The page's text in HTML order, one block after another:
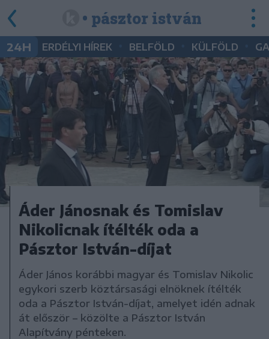
• pásztor istván
24H ERDÉLYI HÍREK BELFÖLD KÜLFÖLD
Áder Jánosnak és Tomislav
Nikolicnak ítélték oda a
Pásztor István-díjat
Áder János korábbi magyar és Tomislav Nikolic
egykori szerb köztársasági elnöknek ítélték
oda a Pásztor István-díjat, amelyet idén adnak
át először – közölte a Pásztor István
Alapítvány pénteken.